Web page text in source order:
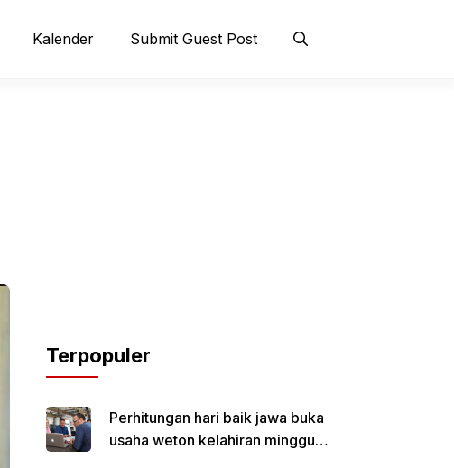
Kalender Submit Guest Post
Terpopuler
Perhitungan hari baik jawa buka
usaha weton kelahiran minggu